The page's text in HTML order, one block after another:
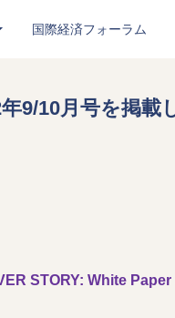
9/10月号を掲載
STORY: White
国際経済フォーラム